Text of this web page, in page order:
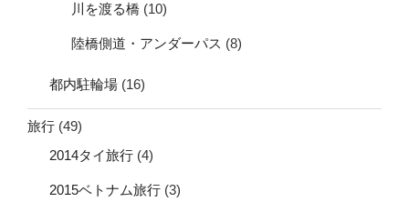
川を渡る橋 (10)
陸橋側道・アンダーパス (8)
都内駐輪場 (16)
旅行 (49)
2014タイ旅行 (4)
2015ベトナム旅行 (3)